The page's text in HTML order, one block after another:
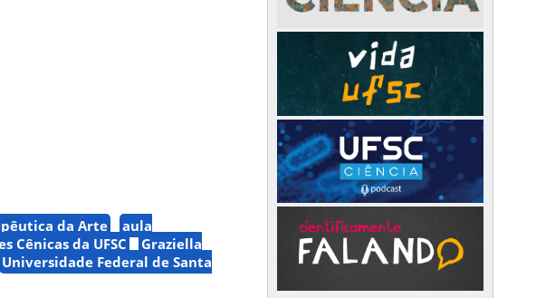
da Arte
aula
Cênicas da UFSC
Graziella
Universidade Federal de Santa